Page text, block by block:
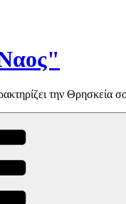
την Θρησκεία